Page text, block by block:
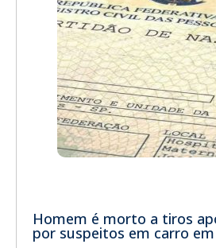
Homem é morto a tiros
por suspeitos em carro